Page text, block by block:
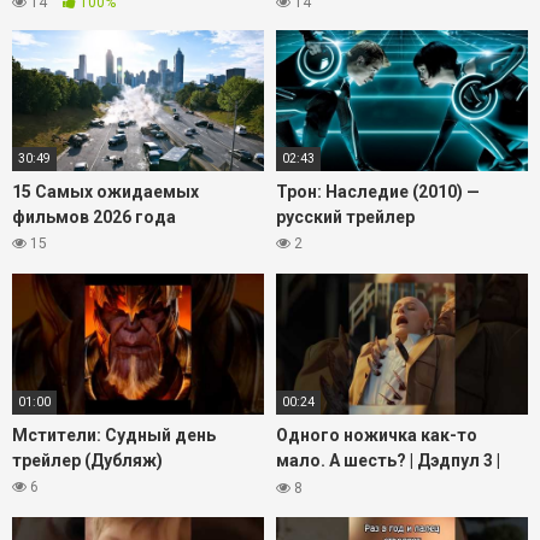
30:49
15 Самых ожидаемых
фильмов 2026 года
15
02:43
Трон: Наследие (2010) —
русский трейлер
2
01:00
Мстители: Судный день
трейлер (Дубляж)
6
00:24
Одного ножичка как-то
мало. А шесть? | Дэдпул 3 |
Дэдпул и Росомаха #кино
8